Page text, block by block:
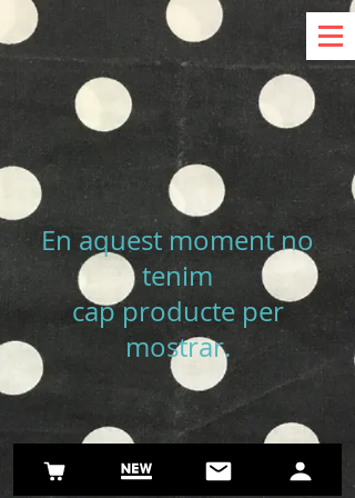
En aquest moment no
tenim
cap producte per
mostrar.